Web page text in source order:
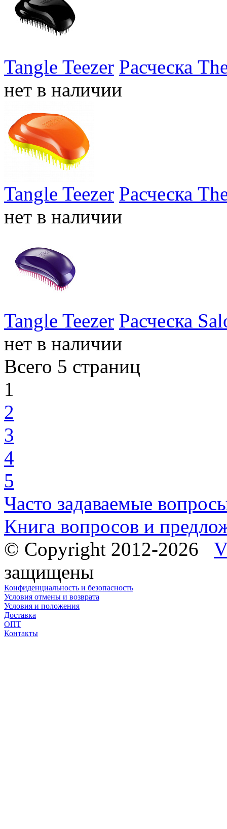
Tangle Teezer Расческа
нет в наличии
Tangle Teezer Расческа
нет в наличии
Tangle Teezer Расческа
нет в наличии
Всего 5 страниц
1
2
3
4
5
Часто задаваемые
Книга вопросов и
© Copyright 2012-2026
защищены
Конфиденциальность и безопасность
Условия отмены и возврата
Условия и положения
Доставка
ОПТ
Контакты